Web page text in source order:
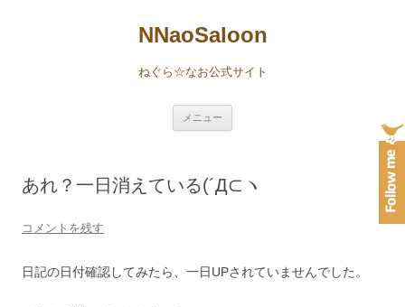
NNaoSaloon
ねぐら☆なお公式サイト
メニュー
ス
あれ？一日消えている(´Д⊂ヽ
コメントを残す
日記の日付確認してみたら、一日UPされていませんでした。